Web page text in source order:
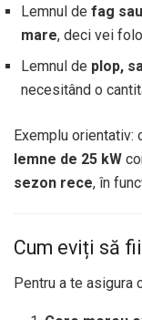
Lemnul de fag
mare, deci vei
Lemnul de plop,
necesitând o
Exemplu orientativ:
lemne de 25 kW
sezon rece, în
Cum eviți să
Pentru a te asigura